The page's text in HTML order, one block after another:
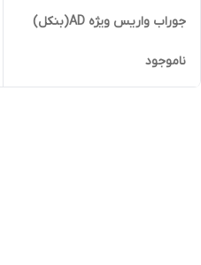
جوراب واریس ویژه AD(بنکل)
ناموجود